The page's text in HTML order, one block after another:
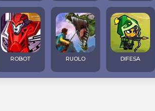
ROBOT RUOLO DIFESA